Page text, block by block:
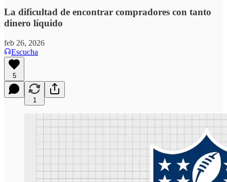
La dificultad de encontrar compradores con tanto
dinero líquido
feb 26, 2026
Escucha
5
1